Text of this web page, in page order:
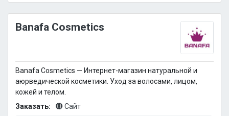
Banafa Cosmetics
Banafa Cosmetics — Интернет-магазин натуральной и
аюрведической косметики. Уход за волосами, лицом,
кожей и телом.
Заказать:
Сайт